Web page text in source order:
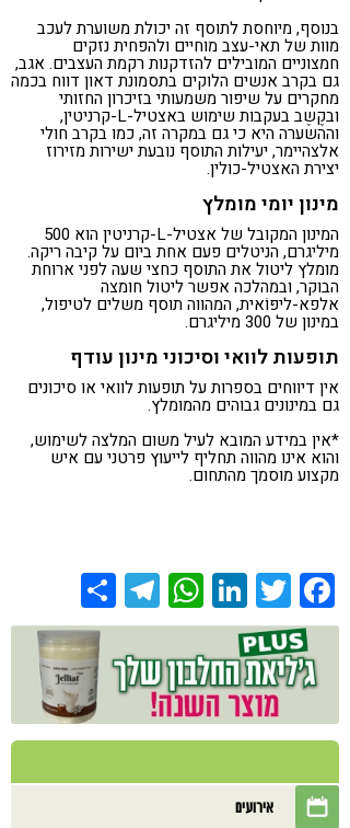
בנוסף, מיוחסת לתוסף זה יכולת משוערת לעכב
מוות של תאי-עצב מוחיים ולהפחית נזקים
חמצוניים המובילים להזדקנות רקמת העצבים. אגב,
גם בקרב אנשים הלוקים בתסמונת דאון דווח בכמה
מחקרים על שיפור משמעותי בזיכרון החזותי
ובקֶשֶב בעקבות שימוש באצטיל-L-קרניטין,
וההשערה היא כי גם במקרה זה, כמו בקרב חולי
אלצהיימר, יעילות התוסף נובעת ישירות מזירוז
יצירת האצטיל-כולין.
מינון יומי מומלץ
המינון המקובל של אצטיל-L-קרניטין הוא 500
מיליגרם, הניטלים פעם אחת ביום על קיבה ריקה.
מומלץ ליטול את התוסף כחצי שעה לפני ארוחת
הבוקר, ובמהלכה אפשר ליטול חומצה
אלפא-ליפּוֹאית, המהווה תוסף משלים לטיפול,
במינון של 300 מיליגרם.
תופעות לוואי וסיכוני מינון עודף
אין דיווחים בספרות על תופעות לוואי או סיכונים
גם במינונים גבוהים מהמומלץ.
*אין במידע המובא לעיל משום המלצה לשימוש,
והוא אינו מהווה תחליף לייעוץ פרטני עם איש
מקצוע מוסמך מהתחום.
Facebook
Twitter
LinkedIn
WhatsApp
Telegram
אירועים